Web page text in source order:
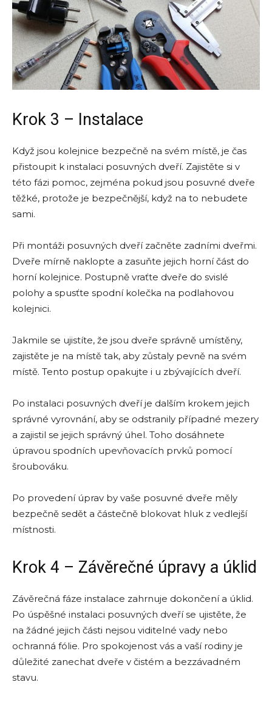
Krok 3 – Instalace
Když jsou kolejnice bezpečně na svém místě, je čas
přistoupit k instalaci posuvných dveří. Zajistěte si v
této fázi pomoc, zejména pokud jsou posuvné dveře
těžké, protože je bezpečnější, když na to nebudete
sami.
Při montáži posuvných dveří začněte zadními dveřmi.
Dveře mírně naklopte a zasuňte jejich horní část do
horní kolejnice. Postupně vraťte dveře do svislé
polohy a spusťte spodní kolečka na podlahovou
kolejnici.
Jakmile se ujistíte, že jsou dveře správně umístěny,
zajistěte je na místě tak, aby zůstaly pevně na svém
místě. Tento postup opakujte i u zbývajících dveří.
Po instalaci posuvných dveří je dalším krokem jejich
správné vyrovnání, aby se odstranily případné mezery
a zajistil se jejich správný úhel. Toho dosáhnete
úpravou spodních upevňovacích prvků pomocí
šroubováku.
Po provedení úprav by vaše posuvné dveře měly
bezpečně sedět a částečně blokovat hluk z vedlejší
místnosti.
Krok 4 – Závěrečné úpravy a úklid
Závěrečná fáze instalace zahrnuje dokončení a úklid.
Po úspěšné instalaci posuvných dveří se ujistěte, že
na žádné jejich části nejsou viditelné vady nebo
ochranná fólie. Pro spokojenost vás a vaší rodiny je
důležité zanechat dveře v čistém a bezzávadném
stavu.